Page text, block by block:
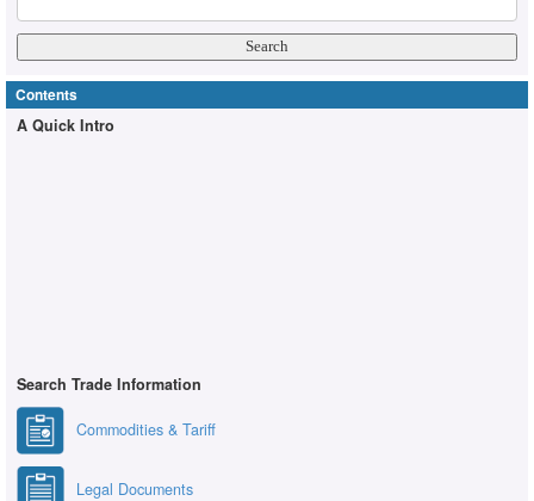
Contents
A Quick Intro
Search Trade Information
Commodities & Tariff
Legal Documents